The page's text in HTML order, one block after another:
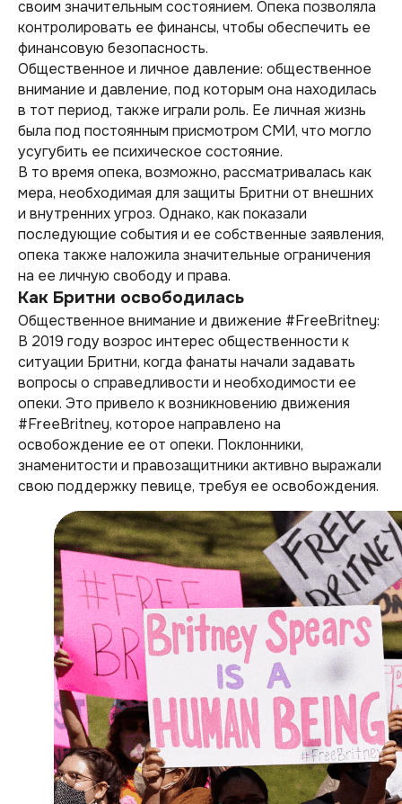
своим значительным состоянием. Опека позволяла
контролировать ее финансы, чтобы обеспечить ее
финансовую безопасность.
Общественное и личное давление: общественное
внимание и давление, под которым она находилась
в тот период, также играли роль. Ее личная жизнь
была под постоянным присмотром СМИ, что могло
усугубить ее психическое состояние.
В то время опека, возможно, рассматривалась как
мера, необходимая для защиты Бритни от внешних
и внутренних угроз. Однако, как показали
последующие события и ее собственные заявления,
опека также наложила значительные ограничения
на ее личную свободу и права.
Как Бритни освободилась
Общественное внимание и движение #FreeBritney:
В 2019 году возрос интерес общественности к
ситуации Бритни, когда фанаты начали задавать
вопросы о справедливости и необходимости ее
опеки. Это привело к возникновению движения
#FreeBritney, которое направлено на
освобождение ее от опеки. Поклонники,
знаменитости и правозащитники активно выражали
свою поддержку певице, требуя ее освобождения.